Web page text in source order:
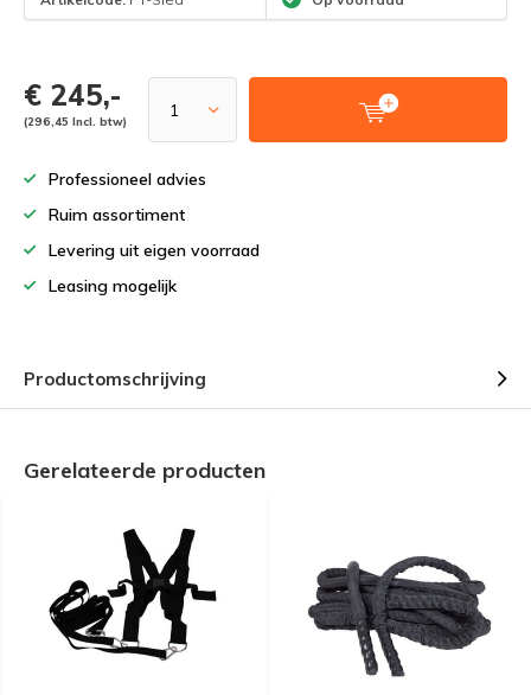
€ 245,-
(296,45 Incl. btw)
Professioneel advies
Ruim assortiment
Levering uit eigen voorraad
Leasing mogelijk
Productomschrijving
Gerelateerde producten